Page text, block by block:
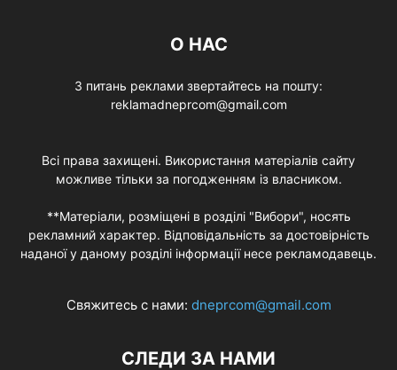
О НАС
З питань реклами звертайтесь на пошту:
reklamadneprcom@gmail.com
Всі права захищені. Використання матеріалів сайту
можливе тільки за погодженням із власником.
**Матеріали, розміщені в розділі "Вибори", носять
рекламний характер. Відповідальність за достовірність
наданої у даному розділі інформації несе рекламодавець.
Свяжитесь с нами: dneprcom@gmail.com
СЛЕДИ ЗА НАМИ